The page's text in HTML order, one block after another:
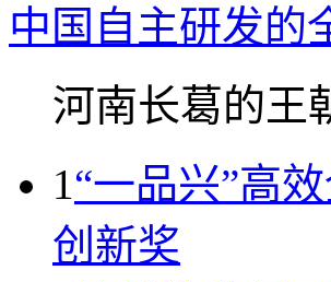
中国自主研发的
河南长葛的王
1“一品兴”高
创新奖